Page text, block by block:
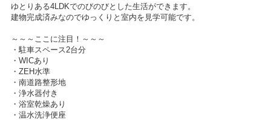
ゆとりある4LDKでのびのびとした生活ができます。
建物完成済みなのでゆっくりと室内を見学可能です。
～～～ここに注目！～～～
・駐車スペース2台分
・WICあり
・ZEH水準
・南道路整形地
・浄水器付き
・浴室乾燥あり
・温水洗浄便座